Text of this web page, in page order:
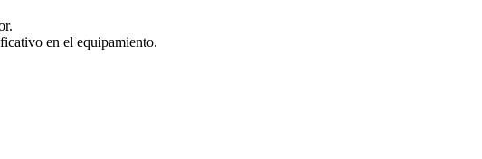
en el equipamiento.